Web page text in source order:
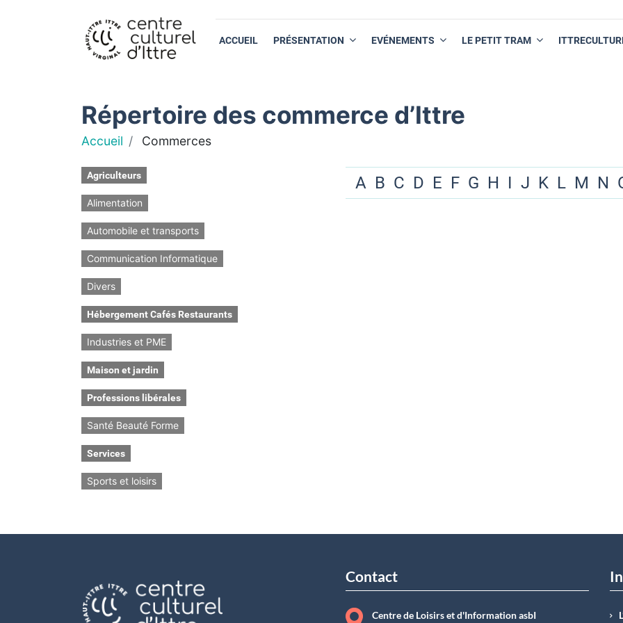
ACCUEIL PRÉSENTATION EVÉNEMENTS LE PETIT TRAM
Répertoire des commerce d’Ittre
Accueil Commerces
Agriculteurs
Alimentation
Automobile et transports
Communication Informatique
Divers
Hébergement Cafés Restaurants
Industries et PME
Maison et jardin
Professions libérales
Santé Beauté Forme
Services
Sports et loisirs
A B C D E F G H I J K L M N
Contact
Centre de Loisirs et d'Information asbI